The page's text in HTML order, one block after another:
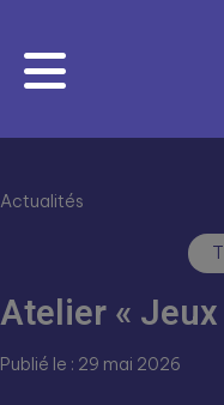
Actualités
Atelier «
Publié le : 29 mai 2026